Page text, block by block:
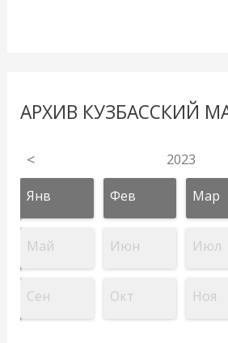
АРХИВ КУЗБАССКИЙ
< 2023
Янв Фев Мар
Май Июн Июл
Сен Окт Ноя